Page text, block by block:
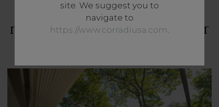
site. We suggest you to
navigate to
https://www.corradiusa.com.
Urbane Oasen: grüne,
nachhaltige Architektur in der